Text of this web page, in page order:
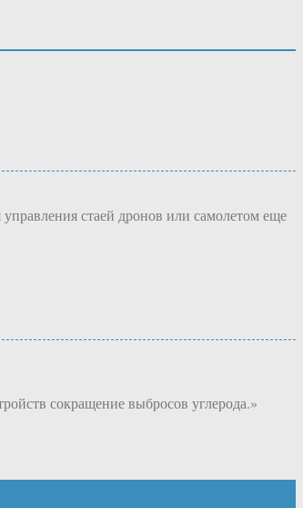
стаей дронов или самолетом еще
сокращение выбросов углерода.»